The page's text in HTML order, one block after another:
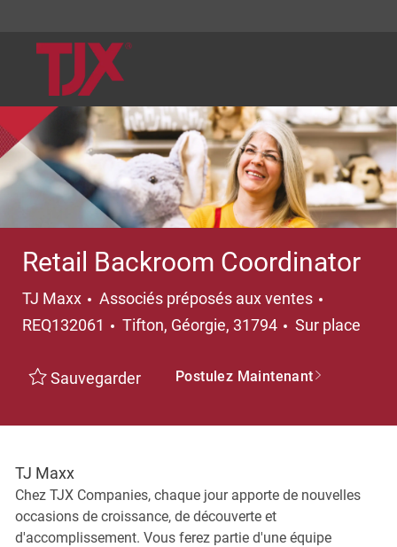
SKIP TO MAIN CONTENT
Retail Backroom Coordinator
TJ Maxx Catégorie
Associés préposés aux ventes
REQ132061
Emplacement
Tifton, Géorgie, 31794 Sur place
Sauvegarder Postulez Maintenant
TJ Maxx
Chez TJX Companies, chaque jour apporte de nouvelles
occasions de croissance, de découverte et
d'accomplissement. Vous ferez partie d'une équipe